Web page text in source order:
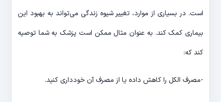
است. در بسیاری از موارد، تغییر شیوه زندگی می‌تواند به بهبود این
بیماری کمک کند. به عنوان مثال ممکن است پزشک به شما توصیه
کند که:
-مصرف الکل را کاهش داده یا از مصرف آن خودداری کنید.